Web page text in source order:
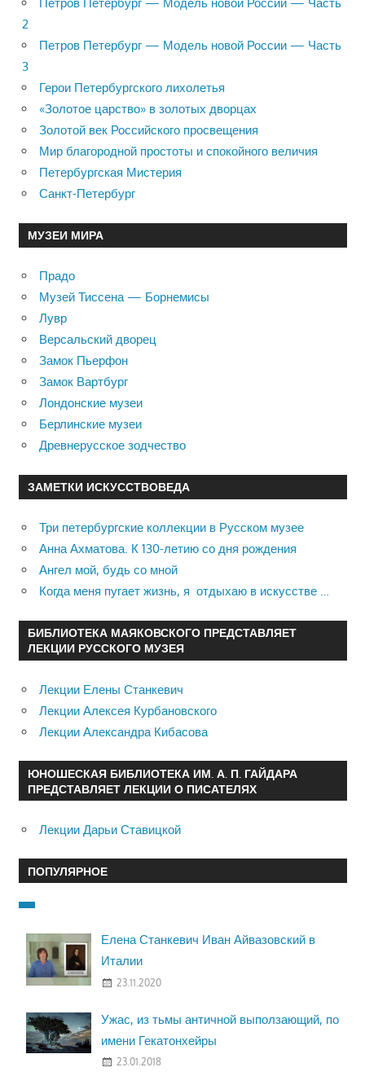
2
Петров Петербург — Модель новой России — Часть
3
Герои Петербургского лихолетья
«Золотое царство» в золотых дворцах
Золотой век Российского просвещения
Мир благородной простоты и спокойного величия
Петербургская Мистерия
Санкт-Петербург
МУЗЕИ МИРА
Прадо
Музей Тиссена — Борнемисы
Лувр
Версальский дворец
Замок Пьерфон
Замок Вартбург
Лондонские музеи
Берлинские музеи
Древнерусское зодчество
ЗАМЕТКИ ИСКУССТВОВЕДА
Три петербургские коллекции в Русском музее
Анна Ахматова. К 130-летию со дня рождения
Ангел мой, будь со мной
Когда меня пугает жизнь, я отдыхаю в искусстве …
БИБЛИОТЕКА МАЯКОВСКОГО ПРЕДСТАВЛЯЕТ
ЛЕКЦИИ РУССКОГО МУЗЕЯ
Лекции Елены Станкевич
Лекции Алексея Курбановского
Лекции Александра Кибасова
ЮНОШЕСКАЯ БИБЛИОТЕКА ИМ. А. П. ГАЙДАРА
ПРЕДСТАВЛЯЕТ ЛЕКЦИИ О ПИСАТЕЛЯХ
Лекции Дарьи Ставицкой
ПОПУЛЯРНОЕ
Елена Станкевич Иван Айвазовский в
Италии
23.11.2020
Ужас, из тьмы античной выползающий, по
имени Гекатонхейры
23.01.2018